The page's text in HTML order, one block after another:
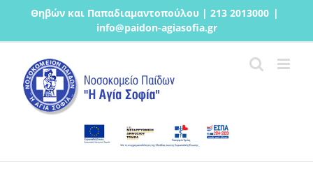
Μετάβαση
περιεχόμενο
Θηβών και Παπαδιαμαντοπούλου | 213 2013000 |
info@paidon-agiasofia.gr